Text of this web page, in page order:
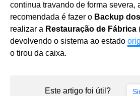
continua travando de forma severa,
recomendada é fazer o Backup
realizar a Restauração de Fábrica
devolvendo o sistema ao estado
o tirou da caixa.
Este artigo foi útil?